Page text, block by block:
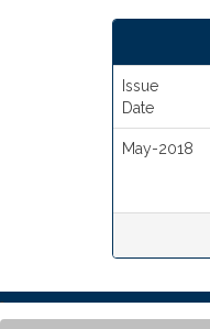
Issue
Date
May-2018